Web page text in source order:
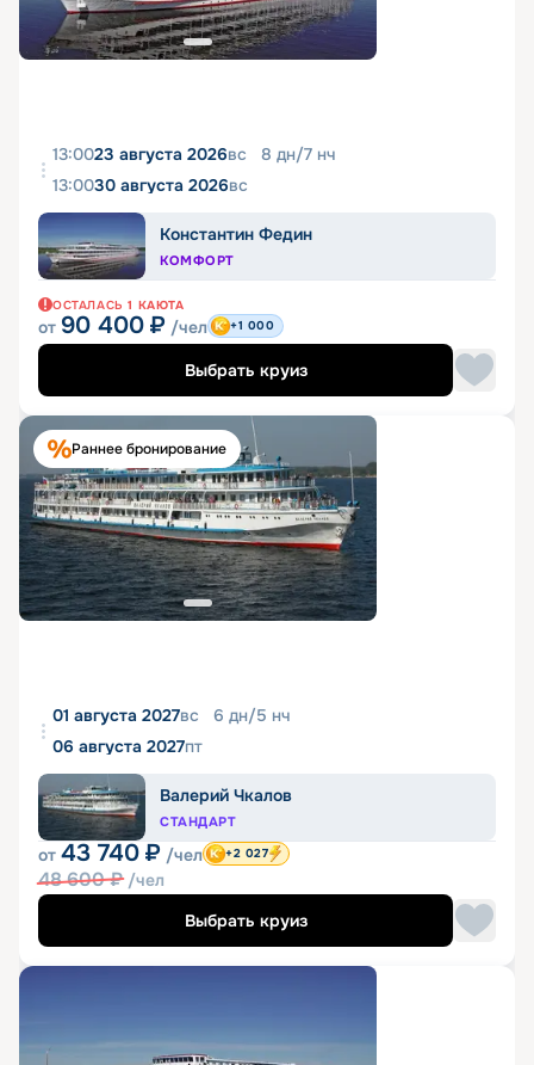
13:0023 августа 2026вс 8 дн/7 нч
13:0030 августа 2026вс
Константин Федин
КОМФОРТ
ОСТАЛАСЬ 1 КАЮТА
от 90 400 ₽ /чел +1 000
Выбрать круиз
Раннее бронирование
01 августа 2027вс 6 дн/5 нч
06 августа 2027пт
Валерий Чкалов
СТАНДАРТ
от 43 740 ₽ /чел
48 600₽ /чел
+2 027
Выбрать круиз